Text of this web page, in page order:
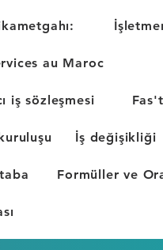
au Maroc
iş sözleşmesi
İş değişikliği
Formüller ve